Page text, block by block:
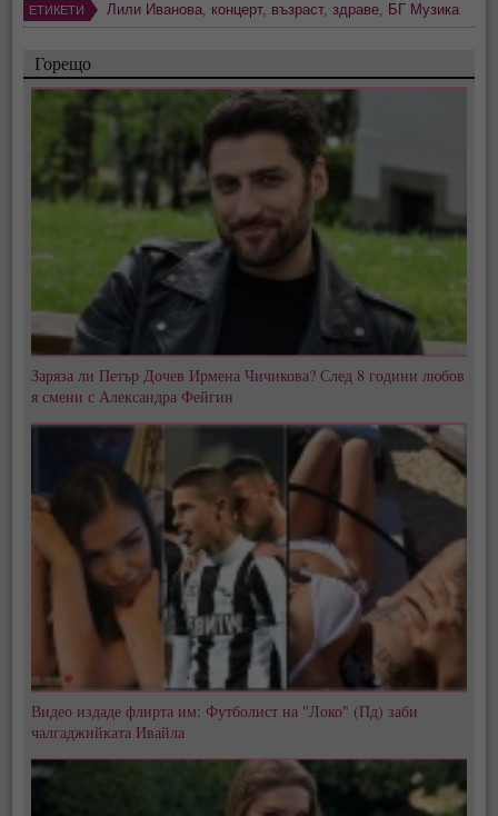
ЕТИКЕТИ Лили Иванова, концерт, възраст,здраве, БГ Музика
Горещо
Заряза ли Петър Дочев Ирмена Чичикова? След 8 години любов
я смени с Александра Фейгин
Видео издаде флирта им: Футболист на "Локо" (Пд) заби
чалгаджийката Ивайла